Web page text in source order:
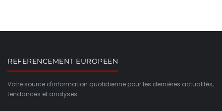
REFERENCEMENT EUROPEEN
Votre source d'information quotidienne pour les dernières actualités,
tendances et analyses.